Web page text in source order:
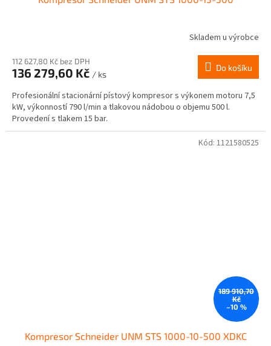
Skladem u výrobce
112 627,80 Kč bez DPH
136 279,60 Kč / ks
Do košíku
Profesionální stacionární pístový kompresor s výkonem motoru 7,5
kW, výkonností 790 l/min a tlakovou nádobou o objemu 500 l.
Provedení s tlakem 15 bar.
189 910,70
Kč
–10 %
Kompresor Schneider UNM STS 1000-10-500 XDKC
Kód: 1121580525